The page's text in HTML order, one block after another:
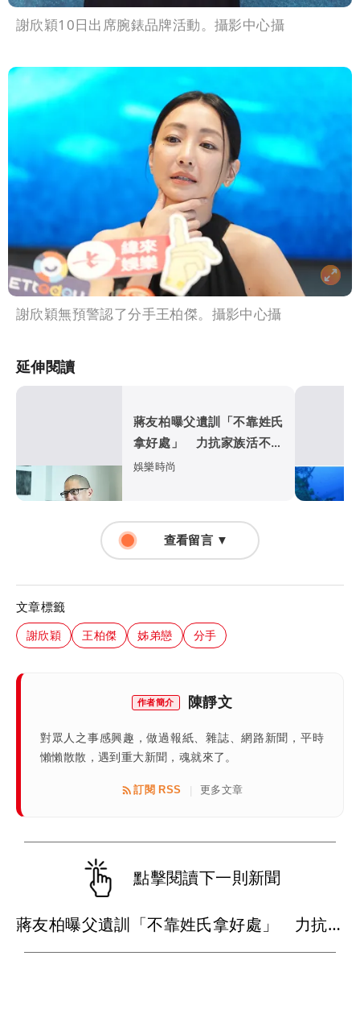
謝欣穎10日出席腕錶品牌活動。攝影中心攝
謝欣穎無預警認了分手王柏傑。攝影中心攝
延伸閱讀
蔣友柏曝父遺訓「不靠姓氏
拿好處」 力抗家族活不過
50歲魔咒
娛樂時尚
查看留言 ▼
文章標籤
謝欣穎 王柏傑 姊弟戀 分手
作者簡介 陳靜文
對眾人之事感興趣，做過報紙、雜誌、網路新聞，平時
懶懶散散，遇到重大新聞，魂就來了。
訂閱 RSS | 更多文章
點擊閱讀下一則新聞
蔣友柏曝父遺訓「不靠姓氏拿好處」 力抗家族活不過50歲魔咒